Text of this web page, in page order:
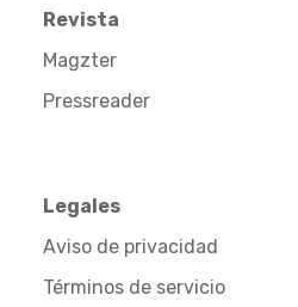
Revista
Magzter
Pressreader
Legales
Aviso de privacidad
Términos de servicio